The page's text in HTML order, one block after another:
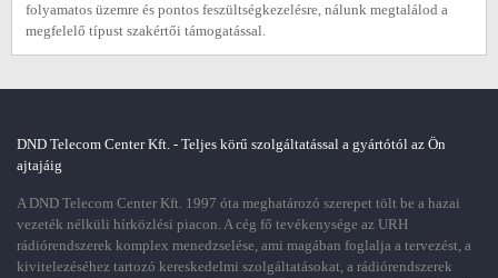
folyamatos üzemre és pontos feszültségkezelésre, nálunk megtalálod a
megfelelő típust szakértői támogatással.
DND Telecom Center Kft. - Teljes körű szolgáltatással a gyártótól az Ön
ajtajáig
A DND Telecom Center Kft. 1997 óta meghatározó szerepet tölt be a hazai
vezeték nélküli hírközlési piacon. A cég fő tevékenysége az URH
rádiórendszerek komplex menedzselése, ami magában foglalja a tervezést, a
kivitelezéséhez tartozó kereskedelmi szolgáltatásokat, a rádiórendszerek